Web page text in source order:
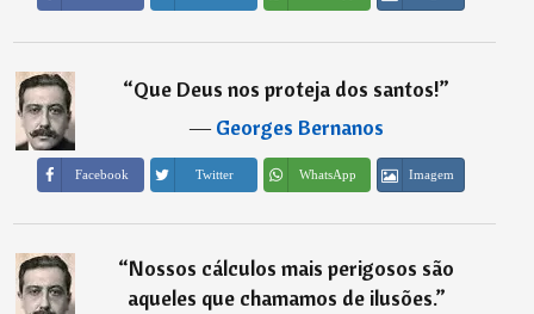
“Que Deus nos proteja dos santos!”
―Georges Bernanos
Facebook Twitter WhatsApp Imagem
“Nossos cálculos mais perigosos são
aqueles que chamamos de ilusões.”